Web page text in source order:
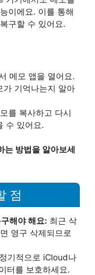
이에요. 이를 통해
구할 수 있어요.
메모 앱을 열어요.
가 기억나는지 알아
를 복사하고 다시
수 있어요.
방법을 알아보세
점
해야 해요: 최근 삭
영구 삭제되므로
정기적으로 iCloud나
터를 보호하세요.